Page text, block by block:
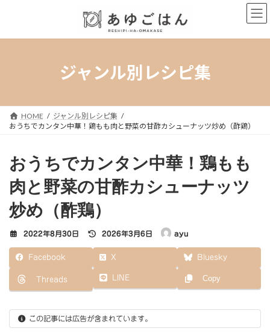
ン
ー
ジャンル別レシピ集
HOME
ジャンル別レシピ集
おうちでカンタン中華！鶏もも肉と野菜の甘酢カシューナッツ炒め（酢鶏）
おうちでカンタン中華！鶏もも
肉と野菜の甘酢カシューナッツ
炒め（酢鶏）
2022年8月30日
最
新
時
:
2026年3月6日 ayu
Facebook X Bluesky
Threads LINE Copy
この記事には広告が含まれています。